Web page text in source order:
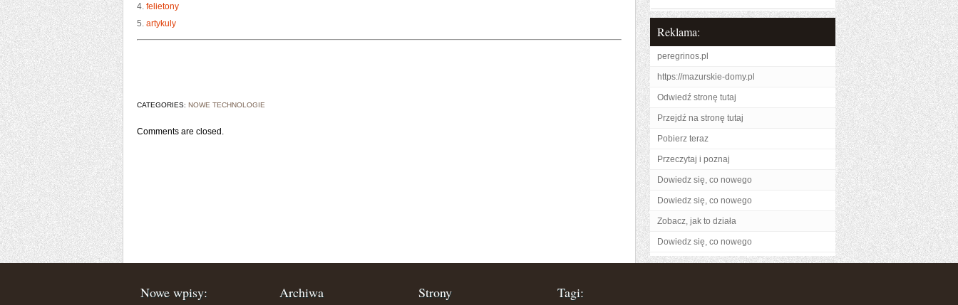
4. felietony
5. artykuly
CATEGORIES: NOWE TECHNOLOGIE
Comments are closed.
Reklama:
peregrinos.pl
https://mazurskie-domy.pl
Odwiedź stronę tutaj
Przejdź na stronę tutaj
Pobierz teraz
Przeczytaj i poznaj
Dowiedz się, co nowego
Dowiedz się, co nowego
Zobacz, jak to działa
Dowiedz się, co nowego
Nowe wpisy: Archiwa Strony Tagi: